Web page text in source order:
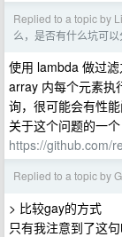
Replied to a topic by
么，是否有什么坑可以
使用 lambda 做过
array 内每个元素执
询，很可能会有性能
关于这个问题的一个
https://github.com/
Replied to a topic by
> 比较gay的方式
只有我注意到了这